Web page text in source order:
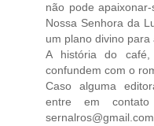
não pode
Nossa Senhora da
um plano divino para
A história do
confundem com o
Caso alguma
entre em